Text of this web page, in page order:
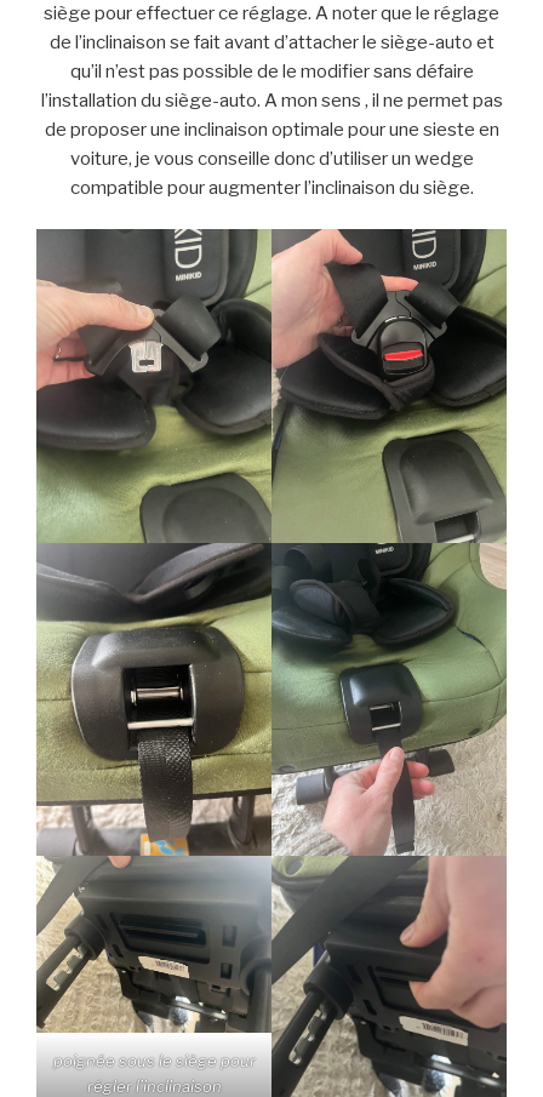
siège pour effectuer ce réglage. A noter que le réglage
de l’inclinaison se fait avant d’attacher le siège-auto et
qu’il n’est pas possible de le modifier sans défaire
l’installation du siège-auto. A mon sens , il ne permet pas
de proposer une inclinaison optimale pour une sieste en
voiture, je vous conseille donc d’utiliser un wedge
compatible pour augmenter l’inclinaison du siège.
poignée sous le siège pour
régler l’inclinaison